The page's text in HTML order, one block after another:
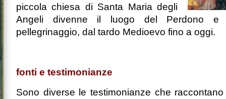
piccola chiesa di Santa Maria degli
Angeli divenne il luogo del Perdono e
pellegrinaggio, dal tardo Medioevo fino a oggi.
fonti e testimonianze
Sono diverse le testimonianze che